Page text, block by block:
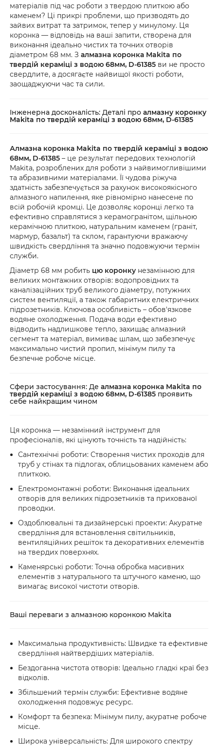
рахунок.
безпосередньо у відділенні. Якщо упаковка
або товар мають пошкодження, обов’язково
оформіть акт разом із працівником служби
доставки.
матеріалів під час роботи з твердою плиткою або
каменем? Ці прикрі проблеми, що призводять до
зайвих витрат та затримок, тепер у минулому. Ця
коронка — відповідь на ваші запити, створена для
виконання ідеально чистих та точних отворів
діаметром 68 мм. З алмазна коронка Makita по
твердій кераміці з водою 68мм, D-61385 ви не просто
свердлите, а досягаєте найвищої якості роботи,
заощаджуючи час та сили.
Інженерна досконалість: Деталі про алмазну коронку
Makita по твердій кераміці з водою 68мм, D-61385
Алмазна коронка Makita по твердій кераміці з водою
68мм, D-61385 – це результат передових технологій
Makita, розроблених для роботи з найвимогливішими
та абразивними матеріалами. Її чудова ріжуча
здатність забезпечується за рахунок високоякісного
алмазного напилення, яке рівномірно нанесене по
всій робочій кромці. Це дозволяє коронці легко та
ефективно справлятися з керамогранітом, щільною
керамічною плиткою, натуральним каменем (граніт,
мармур, базальт) та склом, гарантуючи вражаючу
швидкість свердління та значно подовжуючи термін
служби.
Діаметр 68 мм робить цю коронку незамінною для
великих монтажних отворів: водопровідних та
каналізаційних труб великого діаметру, потужних
систем вентиляції, а також габаритних електричних
підрозетників. Ключова особливість – обов'язкове
водяне охолодження. Подача води ефективно
відводить надлишкове тепло, захищає алмазний
сегмент та матеріал, вимиває шлам, що забезпечує
максимально чистий пропил, мінімум пилу та
безпечне робоче місце.
Сфери застосування: Де алмазна коронка Makita по
твердій кераміці з водою 68мм, D-61385 проявить
себе найкращим чином
Ця коронка — незамінний інструмент для
професіоналів, які цінують точність та надійність:
Сантехнічні роботи: Створення чистих проходів для
труб у стінах та підлогах, облицьованих каменем або
плиткою.
Електромонтажні роботи: Виконання ідеальних
отворів для великих підрозетників та прихованої
проводки.
Оздоблювальні та дизайнерські проекти: Акуратне
свердління для встановлення світильників,
вентиляційних решіток та декоративних елементів
на твердих поверхнях.
Каменярські роботи: Точна обробка масивних
елементів з натурального та штучного каменю, що
вимагає високої чистоти отворів.
Ваші переваги з алмазною коронкою Makita
Максимальна продуктивність: Швидке та ефективне
свердління найтвердіших матеріалів.
Бездоганна чистота отворів: Ідеально гладкі краї без
відколів.
Збільшений термін служби: Ефективне водяне
охолодження подовжує ресурс.
Комфорт та безпека: Мінімум пилу, акуратне робоче
місце.
Широка універсальність: Для широкого спектру